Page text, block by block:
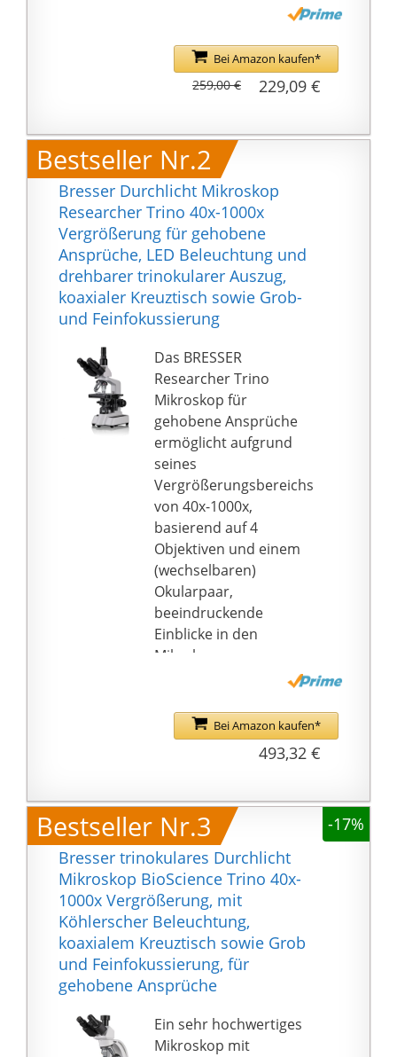
Auflicht- und
Durchlichtbeleuchtung
lassen sich sowohl
einzeln betreiben und
die Helligkeit ist
dimmbar.
Abmessungen:
200x139x345 mm /
Gewicht: 2,3 kg; Das
Stereomikroskop kann
mit dem Netzteil und
via Akkus (3x AA, im
Lieferumfang
enthalten) betrieben
werden.
Lieferumfang:
Stereomikroskop mit
360 Grad drehbarem
Stereo-Auflicht-
Mikroskop-Aufsatz; 2
Paar Okulare: 10x und
20x; Glas- sowie auch
ein Schwarz/Weiß-
Objekttisch; Netzteil;
wiederaufladbare
Batterien (Typ AA);
Staubschutzhülle
Bei Amazon kaufen*
229,09 €
259,00 €
Bestseller Nr.2
Bresser Durchlicht Mikroskop
Researcher Trino 40x-1000x
Vergrößerung für gehobene
Ansprüche, LED Beleuchtung und
drehbarer trinokularer Auszug,
koaxialer Kreuztisch sowie Grob-
und Feinfokussierung
Das BRESSER
Researcher Trino
Mikroskop für
gehobene Ansprüche
ermöglicht aufgrund
seines
Vergrößerungsbereichs
von 40x-1000x,
basierend auf 4
Objektiven und einem
(wechselbaren)
Okularpaar,
beeindruckende
Einblicke in den
Mikrokosmos.
mit einer dimmbaren
LED-Beleuchtung,
einem 360° drehbarem
trinokularen Tubus für
den Anschluss einer
MikroCam ausgestattet.
Mittels des koaxialen
Kreuztisches mit
Nonius-Skala lassen
sich Objekte exakt
ausrichten und zur
Scharfstellung dienen
Grob- und Feintrieb.
Zudem sind die
Bei Amazon kaufen*
493,32 €
Bestseller Nr.3
-17%
Bresser trinokulares Durchlicht
Mikroskop BioScience Trino 40x-
1000x Vergrößerung, mit
Köhlerscher Beleuchtung,
koaxialem Kreuztisch sowie Grob
und Feinfokussierung, für
gehobene Ansprüche
Ein sehr hochwertiges
Mikroskop mit